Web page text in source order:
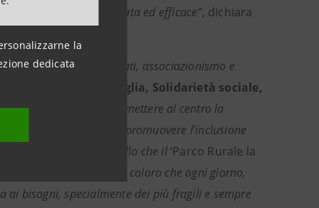
la
dedicata
in maniera mirata ed efficace”, dichiara
tra istituzioni, privati, associazionismo e
Assessore alla Famiglia, Solidarietà sociale,
dei cittadini significa mettere al centro la
con disabilità, promuovere l’inclusione
attiva. Proprio tutto quello che il‘Parco Rurale la
missione. Grazie a tutti coloro che ogni giorno,
ai bisogni, specialmente dei più fragili e sempre